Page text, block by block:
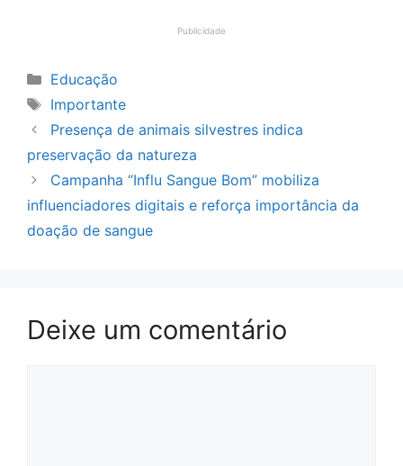
Publicidade
Categorias
Educação
Tags
Importante
Presença de animais silvestres indica
preservação da natureza
Campanha “Influ Sangue Bom” mobiliza
influenciadores digitais e reforça importância da
doação de sangue
Deixe um comentário